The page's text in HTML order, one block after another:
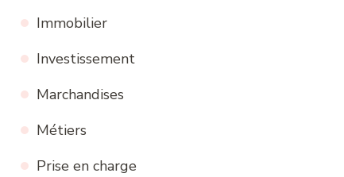
Immobilier
Investissement
Marchandises
Métiers
Prise en charge